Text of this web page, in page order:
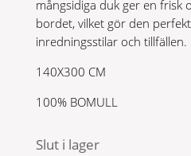
mångsidiga duk ger en frisk
bordet, vilket gör den
inredningsstilar och tillfällen.
140X300 CM
100% BOMULL
Slut i lager